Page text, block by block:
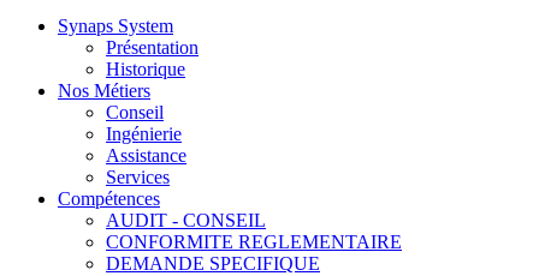
Synaps System
Présentation
Historique
Nos Métiers
Conseil
Ingénierie
Assistance
Services
Compétences
AUDIT - CONSEIL
CONFORMITE REGLEMENTAIRE
DEMANDE SPECIFIQUE